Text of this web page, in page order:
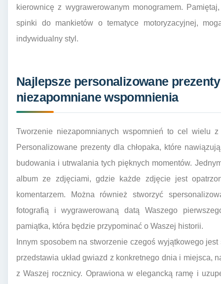
kierownicę z wygrawerowanym monogramem.
spinki do mankietów o tematyce motoryzacyjnej,
indywidualny styl.
Najlepsze personalizowane
niezapomniane wspomnienia
Tworzenie niezapomnianych wspomnień to cel wielu
Personalizowane prezenty dla chłopaka, które
budowania i utrwalania tych pięknych momentów.
album ze zdjęciami, gdzie każde zdjęcie jest
komentarzem. Można również stworzyć
fotografią i wygrawerowaną datą Waszego
pamiątka, która będzie przypominać o Waszej historii.
Innym sposobem na stworzenie czegoś wyjątkowego
przedstawia układ gwiazd z konkretnego dnia i miejsca,
z Waszej rocznicy. Oprawiona w elegancką ramę i